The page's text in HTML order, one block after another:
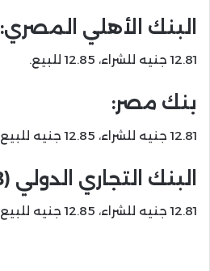
البنك الأهلي المصري:
12.81 جنيه للشراء، 12.85 للبيع.
بنك مصر:
12.81 جنيه للشراء، 12.85 جنيه للبيع.
البنك التجاري الدولي (CIB):
12.81 جنيه للشراء، 12.85 جنيه للبيع.